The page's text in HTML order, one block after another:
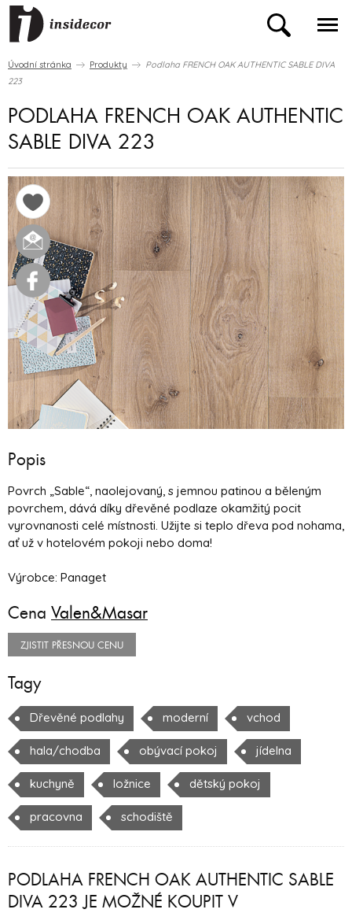
Úvodní stránka Produkty
Podlaha FRENCH OAK AUTHENTIC SABLE DIVA
223
PODLAHA FRENCH OAK AUTHENTIC
SABLE DIVA 223
Popis
Povrch „Sable“, naolejovaný, s jemnou patinou a běleným
povrchem, dává díky dřevěné podlaze okamžitý pocit
vyrovnanosti celé místnosti. Užijte si teplo dřeva pod nohama,
ať už v hotelovém pokoji nebo doma!
Výrobce: Panaget
Cena Valen&Masar
ZJISTIT PŘESNOU CENU
Tagy
Dřevěné podlahy moderní vchod
hala/chodba obývací pokoj jídelna
kuchyně ložnice dětský pokoj
pracovna schodiště
PODLAHA FRENCH OAK AUTHENTIC SABLE
DIVA 223 JE MOŽNÉ KOUPIT V